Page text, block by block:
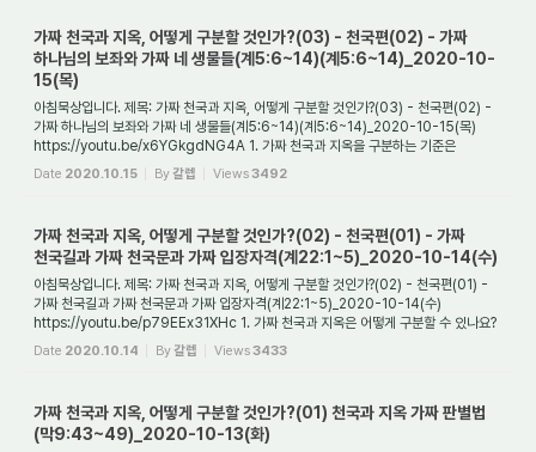
가짜 천국과 지옥, 어떻게 구분할 것인가?(03) - 천국편(02) - 가짜
하나님의 보좌와 가짜 네 생물들(계5:6~14)(계5:6~14)_2020-10-
15(목)
아침묵상입니다. 제목: 가짜 천국과 지옥, 어떻게 구분할 것인가?(03) - 천국편(02) -
가짜 하나님의 보좌와 가짜 네 생물들(계5:6~14)(계5:6~14)_2020-10-15(목)
https://youtu.be/x6YGkgdNG4A 1. 가짜 천국과 지옥을 구분하는 기준은
무엇인가요? 오늘날에 ...
Date 2020.10.15 By갈렙 Views3492
가짜 천국과 지옥, 어떻게 구분할 것인가?(02) - 천국편(01) - 가짜
천국길과 가짜 천국문과 가짜 입장자격(계22:1~5)_2020-10-14(수)
아침묵상입니다. 제목: 가짜 천국과 지옥, 어떻게 구분할 것인가?(02) - 천국편(01) -
가짜 천국길과 가짜 천국문과 가짜 입장자격(계22:1~5)_2020-10-14(수)
https://youtu.be/p79EEx31XHc 1. 가짜 천국과 지옥은 어떻게 구분할 수 있나요?
가짜 천국과 지옥...
Date 2020.10.14 By갈렙 Views3433
가짜 천국과 지옥, 어떻게 구분할 것인가?(01) 천국과 지옥 가짜 판별법
(막9:43~49)_2020-10-13(화)